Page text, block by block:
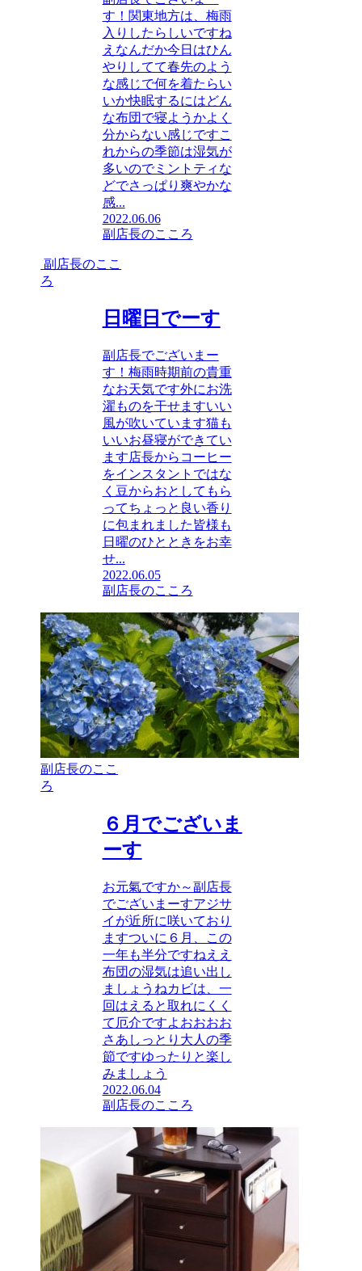
す！関東地方は、梅雨
入りしたらしいですね
えなんだか今日はひん
やりしてて春先のよう
な感じで何を着たらい
いか快眠するにはどん
な布団で寝ようかよく
分からない感じですこ
れからの季節は湿気が
多いのでミントティな
どでさっぱり爽やかな
感...
2022.06.06
副店長のこころ
副店長のここ
ろ
日曜日でーす
副店長でございまー
す！梅雨時期前の貴重
なお天気です外にお洗
濯ものを干せますいい
風が吹いています猫も
いいお昼寝ができてい
ます店長からコーヒー
をインスタントではな
く豆からおとしてもら
ってちょっと良い香り
に包まれました皆様も
日曜のひとときをお幸
せ...
2022.06.05
副店長のこころ
副店長のここ
ろ
６月でございま
ーす
お元氣ですか～副店長
でございまーすアジサ
イが近所に咲いており
ますついに６月、この
一年も半分ですねええ
布団の湿気は追い出し
ましょうねカビは、一
回はえると取れにくく
て厄介ですよおおおお
さあしっとり大人の季
節ですゆったりと楽し
みましょう
2022.06.04
副店長のこころ